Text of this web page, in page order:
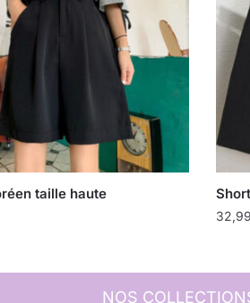
taille haute
32,99
NOS